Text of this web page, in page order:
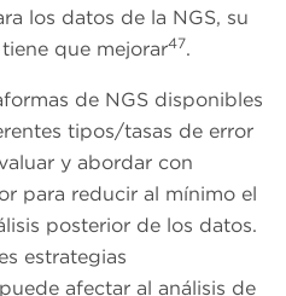
los datos de la NGS, su
que mejorar47.
de NGS disponibles
tipos/tasas de error
y abordar con
para reducir al mínimo el
posterior de los datos.
estrategias
afectar al análisis de